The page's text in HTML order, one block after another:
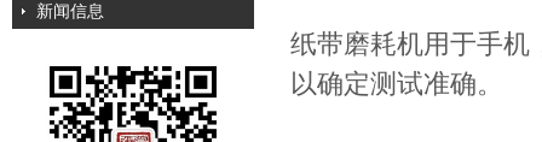
纸带磨耗机用于手机
以确定测试准确。
新闻信息